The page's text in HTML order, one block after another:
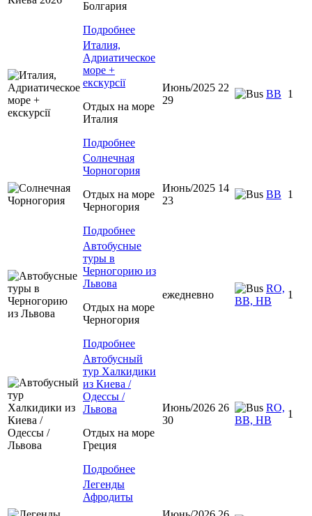
Болгария
Подробнее
Италия,
Адриатическое
море +
екскурсії
Отдых на море
Италия
Подробнее
Июнь/2025 22
29
BB 1
Солнечная
Чорногория
Отдых на море
Черногория
Подробнее
Июнь/2025 14
23
BB 1
Автобусные
туры в
Черногорию из
Львова
Отдых на море
Черногория
Подробнее
ежедневно
RO,
BB, HB
1
Автобусный
тур Халкидики
из Киева /
Одессы /
Львова
Отдых на море
Греция
Подробнее
Июнь/2026 26
30
RO,
BB, HB
1
Легенды
Афродиты